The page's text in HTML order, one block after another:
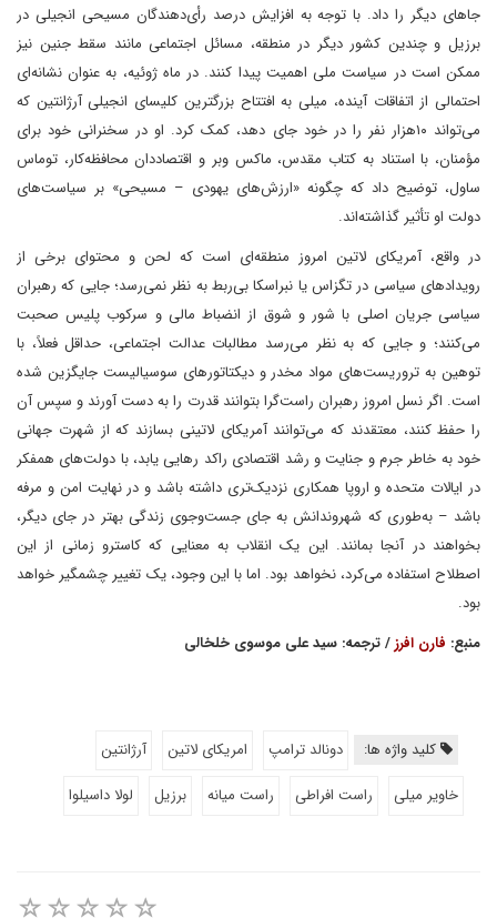
جاهای دیگر را داد. با توجه به افزایش درصد رأی‌دهندگان مسیحی انجیلی در
برزیل و چندین کشور دیگر در منطقه، مسائل اجتماعی مانند سقط جنین نیز
ممکن است در سیاست ملی اهمیت پیدا کنند. در ماه ژوئیه، به عنوان نشانه‌ای
احتمالی از اتفاقات آینده، میلی به افتتاح بزرگترین کلیسای انجیلی آرژانتین که
می‌تواند ۱۰هزار نفر را در خود جای دهد، کمک کرد. او در سخنرانی خود برای
مؤمنان، با استناد به کتاب مقدس، ماکس وبر و اقتصاددان محافظه‌کار، توماس
ساول، توضیح داد که چگونه «ارزش‌های یهودی – مسیحی» بر سیاست‌های
دولت او تأثیر گذاشته‌اند.
در واقع، آمریکای لاتین امروز منطقه‌ای است که لحن و محتوای برخی از
رویدادهای سیاسی در تگزاس یا نبراسکا بی‌ربط به نظر نمی‌رسد؛ جایی که رهبران
سیاسی جریان اصلی با شور و شوق از انضباط مالی و سرکوب پلیس صحبت
می‌کنند؛ و جایی که به نظر می‌رسد مطالبات عدالت اجتماعی، حداقل فعلاً، با
توهین به تروریست‌های مواد مخدر و دیکتاتورهای سوسیالیست جایگزین شده
است. اگر نسل امروز رهبران راست‌گرا بتوانند قدرت را به دست آورند و سپس آن
را حفظ کنند، معتقدند که می‌توانند آمریکای لاتینی بسازند که از شهرت جهانی
خود به خاطر جرم و جنایت و رشد اقتصادی راکد رهایی یابد، با دولت‌های همفکر
در ایالات متحده و اروپا همکاری نزدیک‌تری داشته باشد و در نهایت امن و مرفه
باشد – به‌طوری که شهروندانش به جای جست‌وجوی زندگی بهتر در جای دیگر،
بخواهند در آنجا بمانند. این یک انقلاب به معنایی که کاسترو زمانی از این
اصطلاح استفاده می‌کرد، نخواهد بود. اما با این وجود، یک تغییر چشمگیر خواهد
بود.
منبع: فارن افرز/ ترجمه: سید علی موسوی خلخالی
کلید واژه ها: دونالد ترامپ امریکای لاتین
آرژانتین
خاویر میلی
راست افراطی راست میانه برزیل لولا داسیلوا